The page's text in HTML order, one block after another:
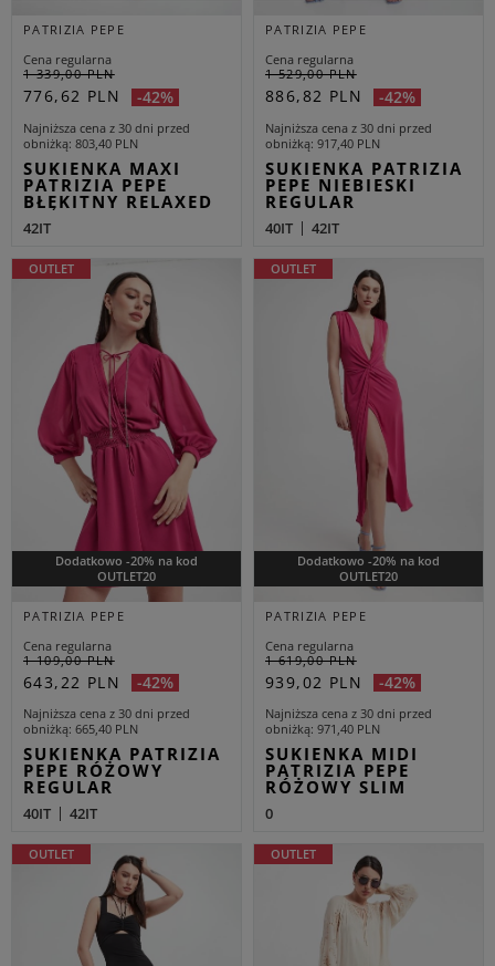
PATRIZIA PEPE
Cena regularna
1 339,00 PLN
776,62 PLN -42%
Najniższa cena z 30 dni przed
obniżką 803,40 PLN
SUKIENKA MAXI
PATRIZIA PEPE
BŁĘKITNY RELAXED
42IT
PATRIZIA PEPE
Cena regularna
1 529,00 PLN
886,82 PLN -42%
Najniższa cena z 30 dni przed
obniżką 917,40 PLN
SUKIENKA PATRIZIA
PEPE NIEBIESKI
REGULAR
40IT 42IT
Dodatkowo -20% na kod
OUTLET20
OUTLET
PATRIZIA PEPE
Cena regularna
1 109,00 PLN
643,22 PLN -42%
Najniższa cena z 30 dni przed
obniżką 665,40 PLN
SUKIENKA PATRIZIA
PEPE RÓŻOWY
REGULAR
40IT 42IT
Dodatkowo -20% na kod
OUTLET20
OUTLET
PATRIZIA PEPE
Cena regularna
1 619,00 PLN
939,02 PLN -42%
Najniższa cena z 30 dni przed
obniżką 971,40 PLN
SUKIENKA MIDI
PATRIZIA PEPE
RÓŻOWY SLIM
0
OUTLET OUTLET